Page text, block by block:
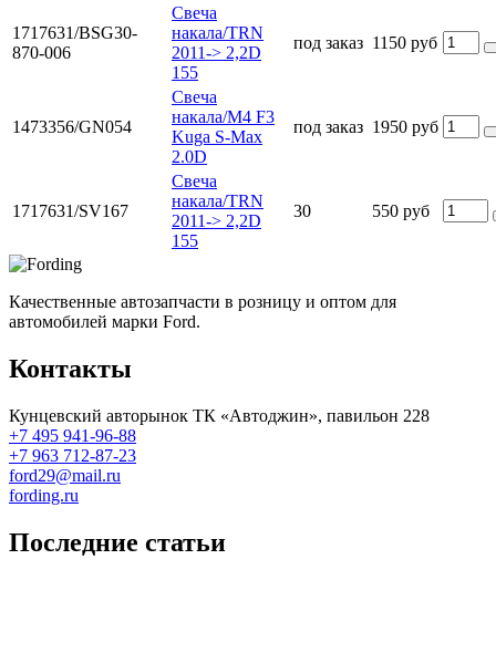
1717631/BSG30-
870-006
Свеча
накала/TRN
2011-> 2,2D
155
под заказ 1150 руб
1473356/GN054
Свеча
накала/M4 F3
Kuga S-Max
2.0D
под заказ 1950 руб
1717631/SV167
Свеча
накала/TRN
2011-> 2,2D
155
30 550 руб
Качественные автозапчасти в розницу и оптом для
автомобилей марки Ford.
Контакты
Кунцевский авторынок ТК «Автоджин», павильон 228
+7 495 941-96-88
+7 963 712-87-23
ford29@mail.ru
fording.ru
Последние статьи